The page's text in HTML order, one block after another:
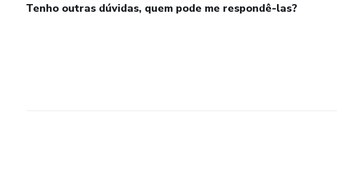
Tenho outras dúvidas, quem pode me respondê-las?